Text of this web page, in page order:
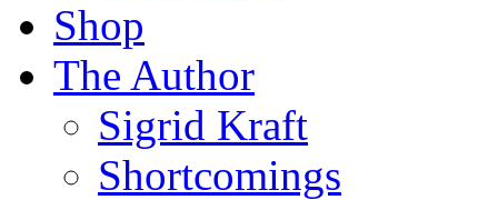
Shop
The Author
Sigrid Kraft
Shortcomings